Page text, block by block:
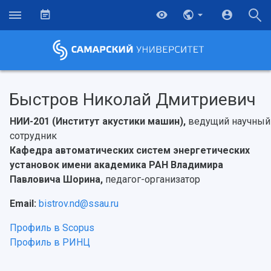
Быстров Николай Дмитриевич
НИИ-201 (Институт акустики машин), ведущий научный
сотрудник
Кафедра автоматических систем энергетических
установок имени академика РАН Владимира
Павловича Шорина, педагог-организатор
Email: bistrov.nd@ssau.ru
Профиль в Scopus
Профиль в РИНЦ